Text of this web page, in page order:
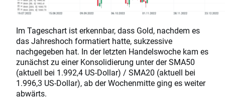
Im Tageschart ist erkennbar, dass Gold, nachdem es
das Jahreshoch formatiert hatte, sukzessive
nachgegeben hat. In der letzten Handelswoche kam es
zunächst zu einer Konsolidierung unter der SMA50
(aktuell bei 1.992,4 US-Dollar) / SMA20 (aktuell bei
1.996,3 US-Dollar), ab der Wochenmitte ging es weiter
abwärts.